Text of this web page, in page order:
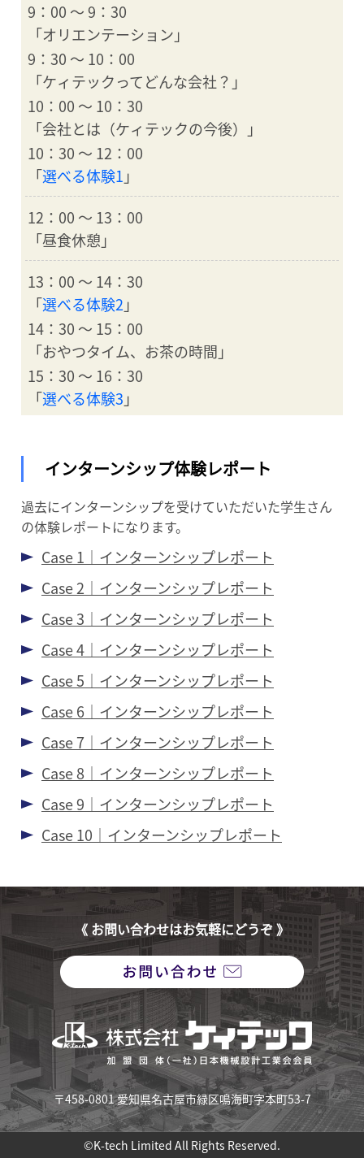
9：00 ～ 9：30
「オリエンテーション」
9：30 ～ 10：00
「ケィテックってどんな会社？」
10：00 ～ 10：30
「会社とは（ケィテックの今後）」
10：30 ～ 12：00
「選べる体験1 」
12：00 ～ 13：00
「昼食休憩」
13：00 ～ 14：30
「選べる体験2 」
14：30 ～ 15：00
「おやつタイム、お茶の時間」
15：30 ～ 16：30
「選べる体験3 」
インターンシップ体験レポート
過去にインターンシップを受けていただいた学生さん
の体験レポートになります。
Case 1｜インターンシップレポート
Case 2｜インターンシップレポート
Case 3｜インターンシップレポート
Case 4｜インターンシップレポート
Case 5｜インターンシップレポート
Case 6｜インターンシップレポート
Case 7｜インターンシップレポート
Case 8｜インターンシップレポート
Case 9｜インターンシップレポート
Case 10｜インターンシップレポート
《 お問い合わせはお気軽にどうぞ 》
〒458-0801 愛知県名古屋市緑区鳴海町字本町53-7
©K-tech Limited All Rights Reserved.